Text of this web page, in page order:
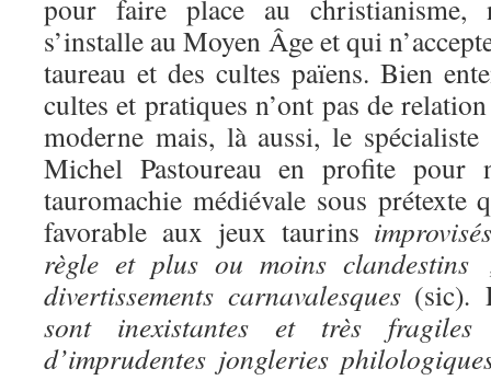
pour faire place au christianisme,
s’installe au Moyen Âge et qui
taureau et des cultes païens. Bien
cultes et pratiques n’ont pas de
moderne mais, là aussi, le
Michel Pastoureau en profite pour
tauromachie médiévale sous prétexte
favorable aux jeux taurins
règle et plus ou moins
divertissements carnavalesques (sic).
sont inexistantes et très
d’imprudentes jongleries